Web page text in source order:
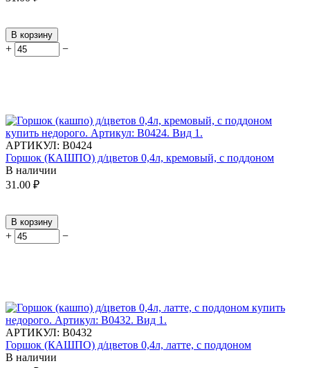
В корзину
+ −
АРТИКУЛ: В0424
Горшок (КАШПО) д/цветов 0,4л, кремовый, с поддоном
В наличии
31.00 ₽
В корзину
+ −
АРТИКУЛ: В0432
Горшок (КАШПО) д/цветов 0,4л, латте, с поддоном
В наличии